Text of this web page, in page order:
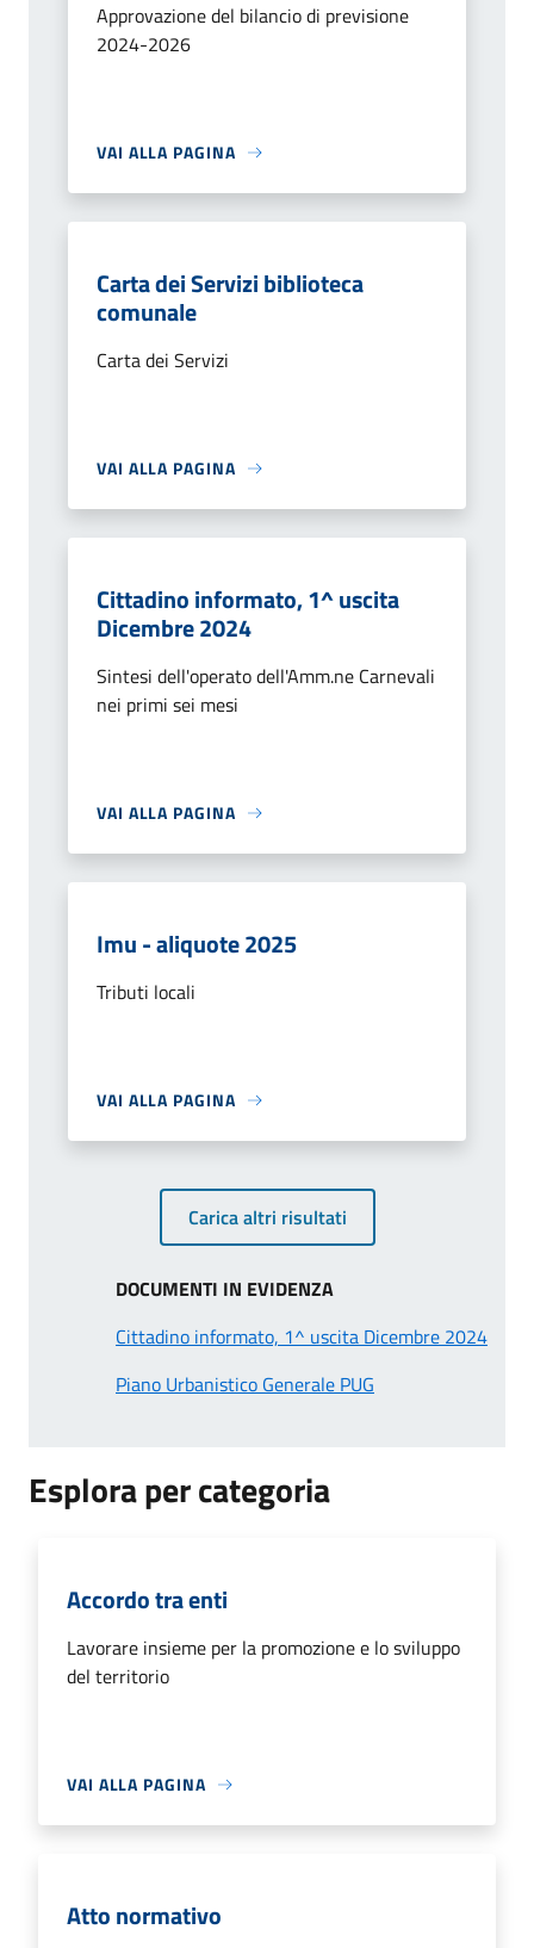
Approvazione del bilancio di previsione
2024-2026
VAI ALLA PAGINA
Carta dei Servizi biblioteca
comunale
Carta dei Servizi
VAI ALLA PAGINA
Cittadino informato, 1^ uscita
Dicembre 2024
Sintesi dell'operato dell'Amm.ne Carnevali
nei primi sei mesi
VAI ALLA PAGINA
Imu - aliquote 2025
Tributi locali
VAI ALLA PAGINA
Carica altri risultati
DOCUMENTI IN EVIDENZA
Cittadino informato, 1^ uscita Dicembre 2024
Piano Urbanistico Generale PUG
Esplora per categoria
Accordo tra enti
Lavorare insieme per la promozione e lo sviluppo
del territorio
VAI ALLA PAGINA
Atto normativo